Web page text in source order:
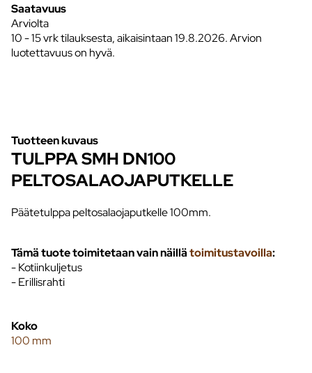
Saatavuus
Arviolta
10 - 15 vrk tilauksesta, aikaisintaan 19.8.2026.Arvion
luotettavuus on hyvä.
Tuotteen kuvaus
TULPPA SMH DN100
PELTOSALAOJAPUTKELLE
Päätetulppa peltosalaojaputkelle 100mm.
Tämä tuote toimitetaan vain näillätoimitustavoilla:
- Kotiinkuljetus
- Erillisrahti
Koko
100 mm